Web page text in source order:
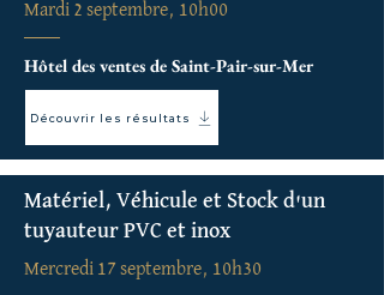
Mardi 2 septembre, 10h00
Hôtel des ventes de Saint-Pair-sur-Mer
Découvrir les résultats
Matériel, Véhicule et Stock d'un
tuyauteur PVC et inox
Mercredi 17 septembre, 10h30